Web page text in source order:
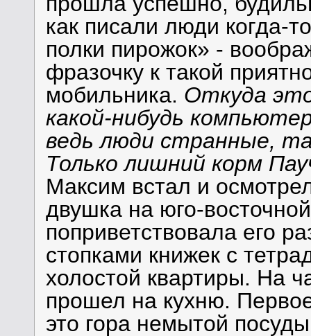
как писали люди когда-
полки пирожок» -
фразочку к такой
мобильника. Откуда
какой-нибудь
ведь люди странные,
Только лишний корм
Максим встал и
двушка на юго-
поприветствовала его
стопками книжек с
холостой квартиры. На
прошел на кухню.
это гора немытой